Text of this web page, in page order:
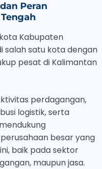
Peran
Kabupaten
salah satu kota dengan
pesat di Kalimantan
perdagangan,
logistik, serta
besar yang
baik pada sektor
maupun jasa.